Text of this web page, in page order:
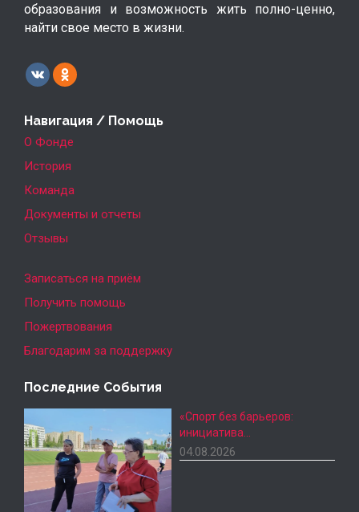
образования и возможность жить полно-ценно,
найти свое место в жизни.
Навигация / Помощь
О Фонде
История
Команда
Документы и отчеты
Отзывы
Записаться на приём
Получить помощь
Пожертвования
Благодарим за поддержку
Последние События
«Спорт без барьеров:
инициатива…
04.08.2026